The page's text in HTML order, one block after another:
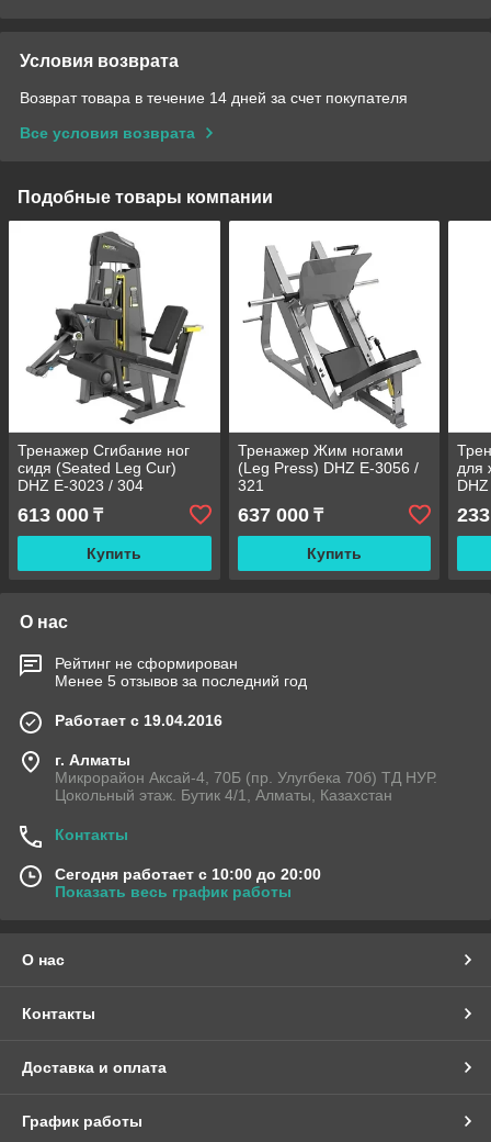
Условия возврата
Возврат товара в течение 14 дней за счет покупателя
Все условия возврата
Подобные товары компании
Тренажер Сгибание ног
сидя (Seated Leg Cur)
DHZ E-3023 / 304
613 000 ₸
Купить
Тренажер Жим ногами
(Leg Press) DHZ E-3056 /
321
637 000₸
Купить
для
О нас
Рейтинг не сформирован
Менее 5 отзывов за последний год
Работает с 19.04.2016
г. Алматы
Микрорайон Аксай-4, 70Б (пр. Улугбека 70б) ТД НУР.
Цокольный этаж. Бутик 4/1, Алматы, Казахстан
Контакты
Сегодня работает с 10:00 до 20:00
Показать весь график работы
О нас
Контакты
Доставка и оплата
График работы